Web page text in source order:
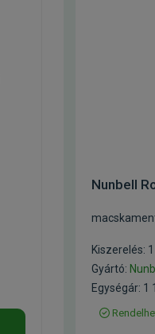
Nunbell
Kiszerelés:
Gyártó:
Egységár: 1